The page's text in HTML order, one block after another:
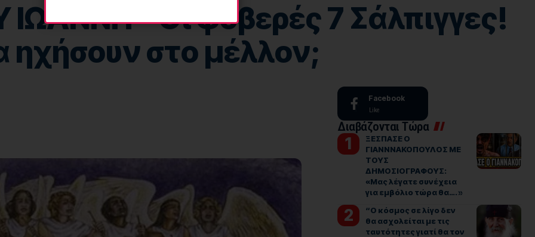
– Οι φοβερές 7 Σάλπιγγες!
ηχήσουν στο μέλλον;
Facebook
Like
Διαβάζονται Τώρα
ΞΕΣΠΑΣΕ Ο
ΓΙΑΝΝΝΑΚΟΠΟΥΛΟΣ ΜΕ
ΤΟΥΣ
ΔΗΜΟΣΙΟΓΡΑΦΟΥΣ:
«Μας λέγατε συνέχεια
για εμβόλιο τώρα θα…. »
“Ο κόσμος σε λίγο δεν
θα ασχολείται με τις
ταυτότητες γιατί θα τον